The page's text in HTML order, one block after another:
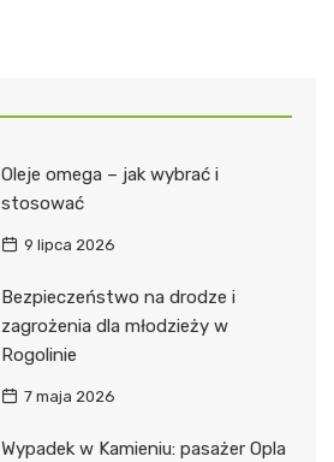
Oleje omega – jak wybrać i
stosować
9 lipca 2026
Bezpieczeństwo na drodze i
zagrożenia dla młodzieży w
Rogolinie
7 maja 2026
Wypadek w Kamieniu: pasażer Opla